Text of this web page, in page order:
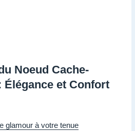
Noeud Cache-
Élégance et Confort
glamour à votre tenue